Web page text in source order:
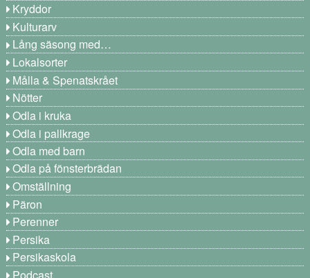
Kryddor
Kulturarv
Lång säsong med…
Lokalsorter
Målla & Spenatskrået
Nötter
Odla i kruka
Odla i pallkrage
Odla med barn
Odla på fönsterbrädan
Omställning
Päron
Perenner
Persika
Persikaskola